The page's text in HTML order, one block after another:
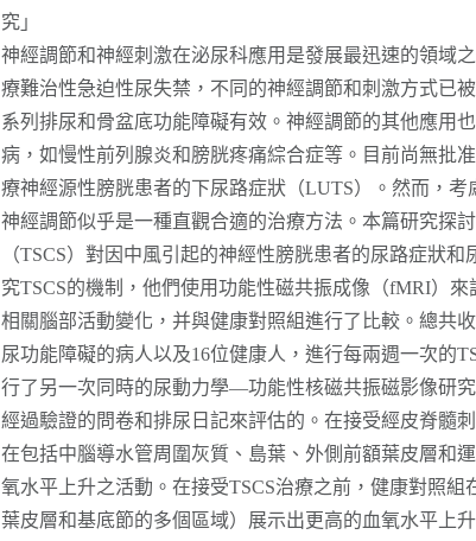
究」
神經調節和神經刺激在泌尿科應用是發展最迅速的領域
療難治性急迫性尿失禁，不同的神經調節和刺激方式已
系列排尿和骨盆底功能障礙有效。神經調節的其他應用
病，如慢性前列腺炎和膀胱疼痛綜合症等。目前尚無批
療神經源性膀胱患者的下尿路症狀（LUTS）。然而，考
神經調節似乎是一種直觀合適的治療方法。本篇研究探
（TSCS）對因中風引起的神經性膀胱患者的尿路症狀
究TSCS的機制，他們使用功能性磁共振成像（fMRI）
相關腦部活動變化，并與健康對照組進行了比較。總共
尿功能障礙的病人以及16位健康人，進行每兩週一次的
行了另一次同時的尿動力學—功能性核磁共振磁影像研
經過驗證的問卷和排尿日記來評估的。在接受經皮脊髓
在包括中腦導水管周圍灰質、島葉、外側前額葉皮層和
氧水平上升之活動。在接受TSCS治療之前，健康對照組
葉皮層和基底節的多個區域）展示出更高的血氧水平上